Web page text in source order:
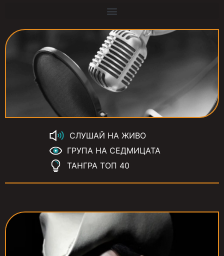
СЛУШАЙ НА ЖИВО
ГРУПА НА СЕДМИЦАТА
ТАНГРА ТОП 40